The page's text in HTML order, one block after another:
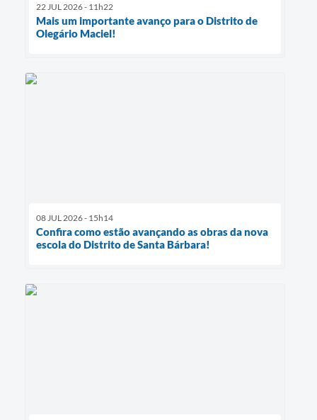
22 JUL 2026 - 11h22
Mais um importante avanço para o Distrito de
Olegário Maciel!
08 JUL 2026 - 15h14
Confira como estão avançando as obras da nova
escola do Distrito de Santa Bárbara!